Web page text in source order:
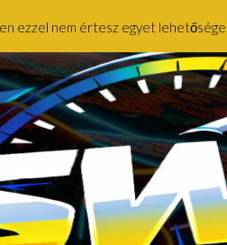
ezzel nem értesz egyet